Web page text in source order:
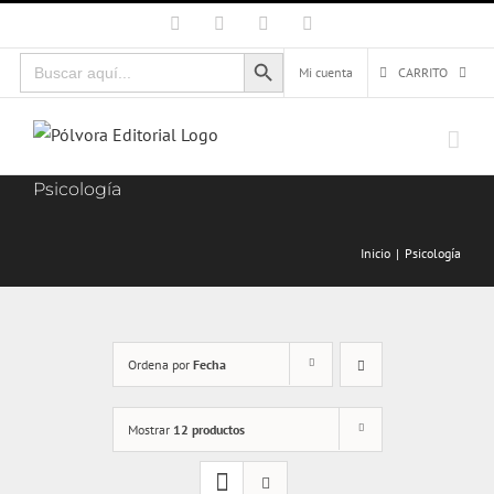
al
contenido
Facebook Instagram
Buscar:
Botón de búsqueda
Mi cuenta
CARRITO
Psicología
Inicio Psicología
Ordena por Fecha
Mostrar 12 productos